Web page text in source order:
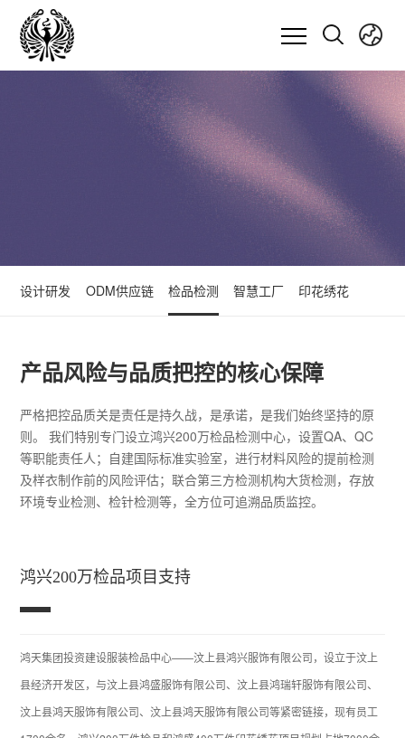
设计研发 ODM供应链 检品检测 智慧工厂 印花绣花
产品风险与品质把控的核心保障
严格把控品质关是责任是持久战，是承诺，是我们始终坚持的原
则。 我们特别专门设立鸿兴200万检品检测中心，设置QA、QC
等职能责任人；自建国际标准实验室，进行材料风险的提前检测
及样衣制作前的风险评估；联合第三方检测机构大货检测，存放
环境专业检测、检针检测等，全方位可追溯品质监控。
鸿兴200万检品项目支持
鸿天集团投资建设服装检品中心——汶上县鸿兴服饰有限公司，设立于汶上
县经济开发区，与汶上县鸿盛服饰有限公司、汶上县鸿瑞轩服饰有限公司、
汶上县鸿天服饰有限公司、汶上县鸿天服饰有限公司等紧密链接，现有员工